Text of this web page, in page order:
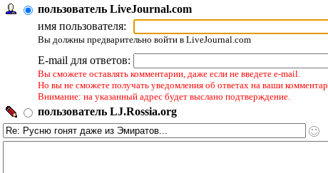
пользователь LiveJournal.com
имя пользователя:
Вы должны предварительно войти в LiveJournal.com
E-mail для ответов:
Вы сможете оставлять комментарии, даже если не введете e-mail.
Но вы не сможете получать уведомления об ответах на ваши
Внимание: на указанный адрес будет выслано подтверждение.
пользователь LJ.Rossia.org